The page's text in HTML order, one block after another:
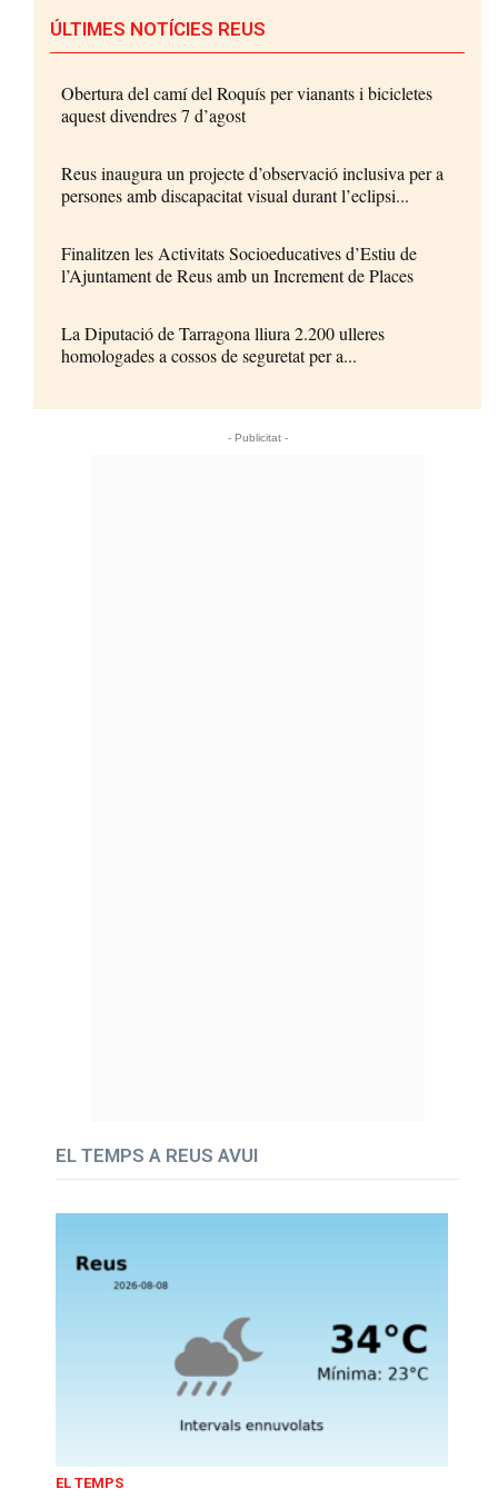
ÚLTIMES NOTÍCIES REUS
Obertura del camí del Roquís per vianants i bicicletes
aquest divendres 7 d’agost
Reus inaugura un projecte d’observació inclusiva per a
persones amb discapacitat visual durant l’eclipsi...
Finalitzen les Activitats Socioeducatives d’Estiu de
l’Ajuntament de Reus amb un Increment de Places
La Diputació de Tarragona lliura 2.200 ulleres
homologades a cossos de seguretat per a...
- Publicitat -
EL TEMPS A REUS AVUI
EL TEMPS